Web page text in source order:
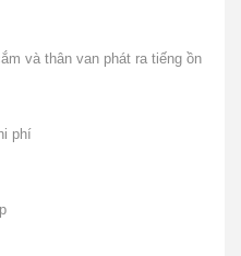
và thân van phát ra tiếng ồn
phí